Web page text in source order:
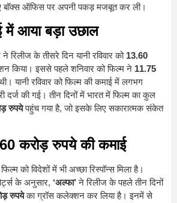
बॉक्स ऑफिस पर अपनी पकड़ मजबूत कर ली।
में आया बड़ा उछाल
रिलीज के तीसरे दिन यानी रविवार को 13.60
किया। इससे पहले शनिवार को फिल्म ने 11.75
यानी रविवार को फिल्म की कमाई में लगभग
दर्ज की गई। तीन दिनों में भारत में फिल्म का कुल
रुपयेपहुंच गया है, जो इसके लिए सकारात्मक संकेत
करोड़ रुपये की कमाई
को विदेशों में भी अच्छा रिस्पॉन्स मिला है।
के अनुसार, ‘अल्फा’ने रिलीज के पहले तीन दिनों
रुपयेका ग्रॉस कलेक्शन कर लिया है। इनमें से